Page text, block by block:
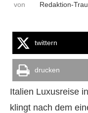
von Redaktion-
twittern
drucken
Italien Luxusreise
klingt nach dem